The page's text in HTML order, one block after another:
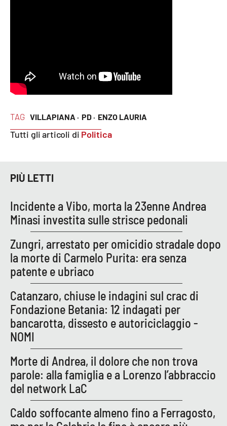
Lacapitalenews.it
Cosenzachannel.it
Catanzarochannel.it
APP
Android
Apple
TAG VILLAPIANA · PD · ENZO LAURIA
Tutti gli articoli di Politica
PIÙ LETTI
Incidente a Vibo, morta la 23enne Andrea
Minasi investita sulle strisce pedonali
Zungri, arrestato per omicidio stradale dopo
la morte di Carmelo Purita: era senza
patente e ubriaco
Catanzaro, chiuse le indagini sul crac di
Fondazione Betania: 12 indagati per
bancarotta, dissesto e autoriciclaggio -
NOMI
Morte di Andrea, il dolore che non trova
parole: alla famiglia e a Lorenzo l’abbraccio
del network LaC
Caldo soffocante almeno fino a Ferragosto,